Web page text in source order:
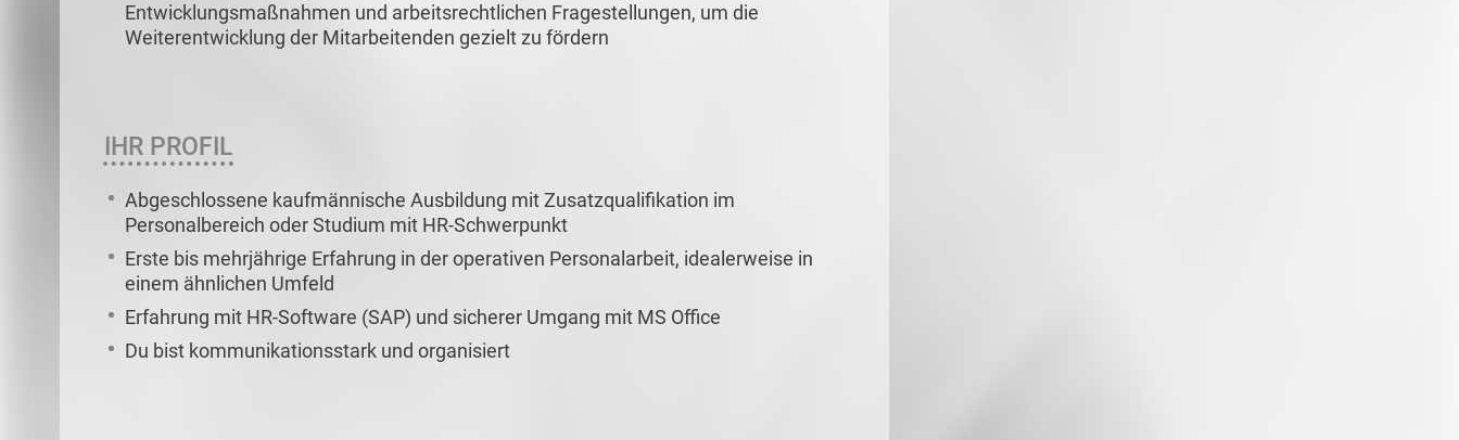
Entwicklungsmaßnahmen und arbeitsrechtlichen Fragestellungen, um die
Weiterentwicklung der Mitarbeitenden gezielt zu fördern
IHR PROFIL
Abgeschlossene kaufmännische Ausbildung mit Zusatzqualifikation im
Personalbereich oder Studium mit HR-Schwerpunkt
Erste bis mehrjährige Erfahrung in der operativen Personalarbeit, idealerweise in
einem ähnlichen Umfeld
Erfahrung mit HR-Software (SAP) und sicherer Umgang mit MS Office
Du bist kommunikationsstark und organisiert